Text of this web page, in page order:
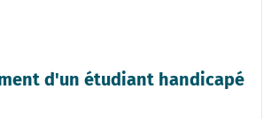
d'un étudiant handicapé